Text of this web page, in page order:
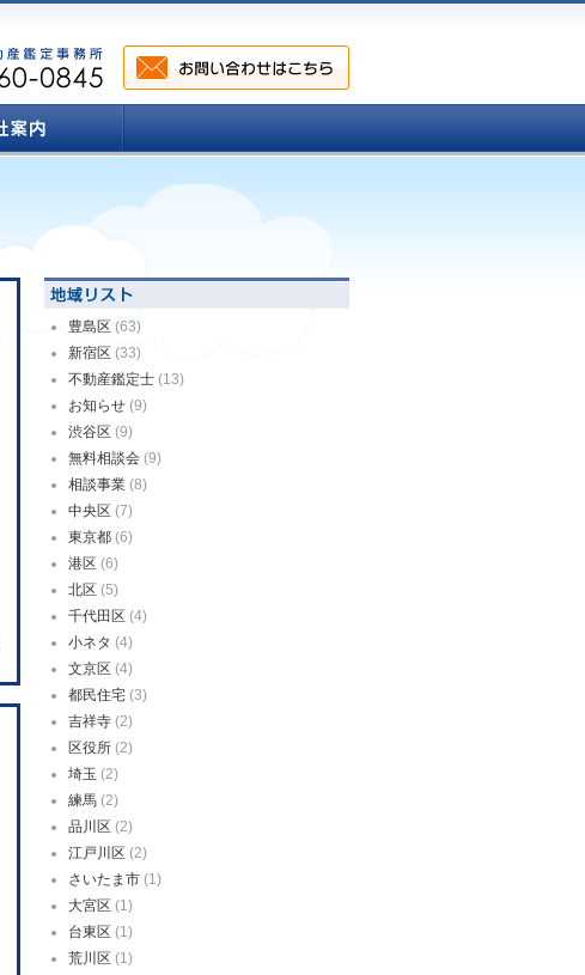
豊島区 (63)
新宿区 (33)
不動産鑑定士 (13)
お知らせ (9)
渋谷区 (9)
無料相談会 (9)
相談事業 (8)
中央区 (7)
東京都 (6)
港区 (6)
北区 (5)
千代田区 (4)
小ネタ (4)
文京区 (4)
都民住宅 (3)
吉祥寺 (2)
区役所 (2)
埼玉 (2)
練馬 (2)
品川区 (2)
江戸川区 (2)
さいたま市 (1)
大宮区 (1)
台東区 (1)
荒川区 (1)